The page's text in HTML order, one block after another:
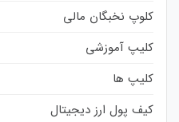
کلوپ نخبگان مالی
کلیپ آموزشی
کلیپ ها
کیف پول ارز دیجیتال